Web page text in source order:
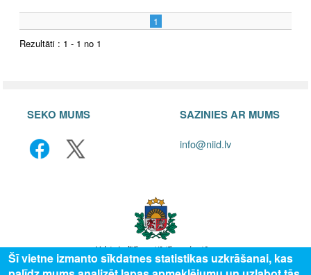
1
Rezultāti : 1 - 1 no 1
SEKO MUMS SAZINIES AR MUMS
info@niid.lv
Šī vietne izmanto sīkdatnes statistikas uzkrāšanai, kas